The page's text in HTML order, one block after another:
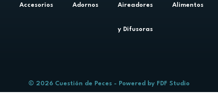
Accesorios Adornos Aireadores
y Difusoras
Alimentos
© 2026 Cuestión de Peces - Powered by FDF Studio